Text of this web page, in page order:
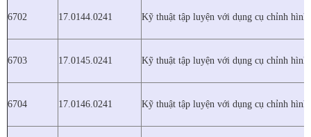
6702 17.0144.0241 Kỹ thuật tập luyện với dụng cụ chỉnh hình
6703 17.0145.0241 Kỹ thuật tập luyện với dụng cụ chỉnh hình
6704 17.0146.0241 Kỹ thuật tập luyện với dụng cụ chỉnh hình